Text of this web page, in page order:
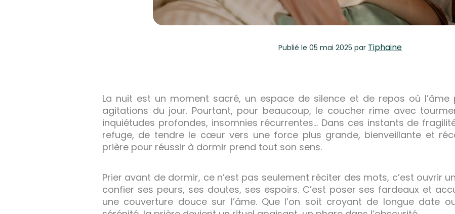
Publié le 05 mai 2025 par Tiphaine
La nuit est un moment sacré, un espace de silence et de repos où
agitations du jour. Pourtant, pour beaucoup, le coucher rime avec
inquiétudes profondes, insomnies récurrentes… Dans ces instants de
refuge, de tendre le cœur vers une force plus grande, bienveillante et
prière pour réussir à dormir prend tout son sens.
Prier avant de dormir, ce n’est pas seulement réciter des mots, c’est ouvrir
confier ses peurs, ses doutes, ses espoirs. C’est poser ses fardeaux et
une couverture douce sur l’âme. Que l’on soit croyant de longue date